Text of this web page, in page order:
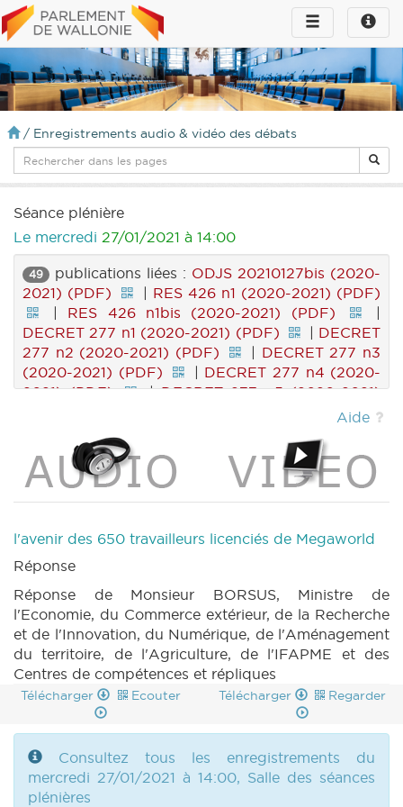
Toggle
infos
Toggle
navigation
/ Enregistrements audio & vidéo des débats
Séance plénière
Le mercredi 27/01/2021 à 14:00
49 publications liées : ODJS 20210127bis (2020-
2021) (PDF)
| RES 426 n1 (2020-2021) (PDF)
| RES 426 n1bis (2020-2021) (PDF)
|
DECRET 277 n1 (2020-2021) (PDF)
| DECRET
277 n2 (2020-2021) (PDF)
| DECRET 277 n3
(2020-2021) (PDF)
| DECRET 277 n4 (2020-
2021) (PDF)
|DECRET 277 n5 (2020-2021)
DECRET 277 n6 (2020-2021) (PDF)
RES 336 n1 (2020-2021) (PDF)
| RES 336 n2
(2020-2021) (PDF)
RES 336 n3 (2020-2021)
(PDF)
|RES 336 n4 (2020-2021) (PDF)
|
406 n1 (2020-2021) (PDF)
|
MOTION 407 n1
MOTION 407 n2 (2020-
2021) (PDF)
(PDF)
|MOTION 408 n2 (2020-2021) (PDF)
|MOTION 409 n1 (2020-2021) (PDF)
|
MOTION 410 n1 (2020-2021) (PDF)
|MOTION
410 n2 (2020-2021) (PDF)
|MOTION 411 n1
(2020-2021) (PDF)
| MOTION 412 n1 (2020-
2021) (PDF)
|MOTION 412 n2 (2020-2021)
|
MOTION 413 n1 (2020-2021) (PDF)
|MOTION 414 n1 (2020-2021) (PDF)
|
MOTION 414 n2 (2020-2021) (PDF)
MOTION
415 n1 (2020-2021) (PDF)
|MOTION 415 n2
(2020-2021) (PDF)
| MOTION 416 n1 (2020-
Aide
l'avenir des 650 travailleurs licenciés de Megaworld
Réponse
Réponse de Monsieur BORSUS, Ministre de
l'Economie, du Commerce extérieur, de la Recherche
et de l'Innovation, du Numérique, de l'Aménagement
du territoire, de l'Agriculture, de l'IFAPME et des
Centres de compétences et répliques
Télécharger Ecouter Télécharger Regarder
Consultez tous les enregistrements du
mercredi 27/01/2021 à 14:00, Salle des séances
plénières